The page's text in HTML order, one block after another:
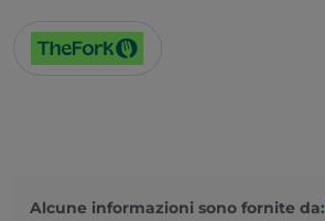
Alcune informazioni sono fornite da: